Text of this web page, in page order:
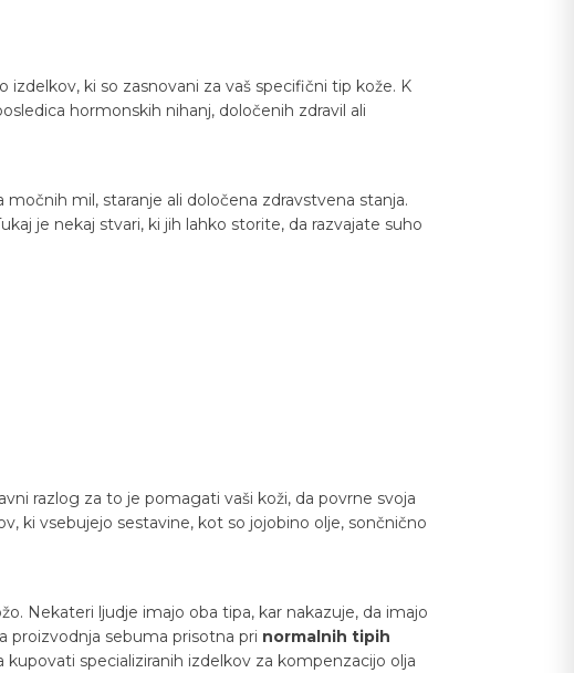
ki so zasnovani za vaš specifični tip kože. K
hormonskih nihanj, določenih zdravil ali
mil, staranje ali določena zdravstvena stanja.
je nekaj stvari, ki jih lahko storite, da razvajate suho
razlog za to je pomagati vaši koži, da povrne svoja
ki vsebujejo sestavine, kot so jojobino olje, sončnično
Nekateri ljudje imajo oba tipa, kar nakazuje, da imajo
proizvodnja sebuma prisotna pri normalnih tipih
specializiranih izdelkov za kompenzacijo olja